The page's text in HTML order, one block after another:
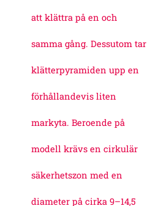
att klättra på en och
samma gång. Dessutom tar
klätterpyramiden upp en
förhållandevis liten
markyta. Beroende på
modell krävs en cirkulär
säkerhetszon med en
diameter på cirka 9–14,5